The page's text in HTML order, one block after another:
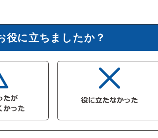
役に立ちましたか？